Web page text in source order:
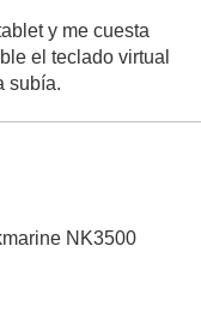
y me cuesta
el teclado virtual
subía.
NK3500